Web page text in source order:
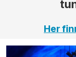
Her